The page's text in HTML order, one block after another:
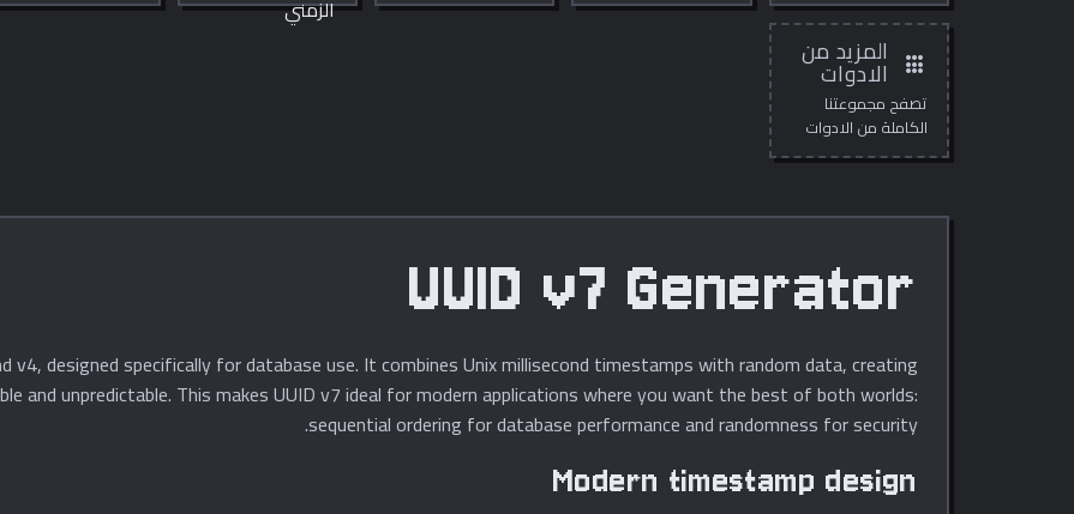
مجاني وفوري.
apps
المزيد من
الادوات
تصفح مجموعتنا
الكاملة من الادوات
المجانية عبر الانترنت.
UUID v7 Generator
v4, designed specifically for database use. It combines Unix millisecond timestamps with random data, creating
and unpredictable. This makes UUID v7 ideal for modern applications where you want the best of both worlds:
sequential ordering for database performance and randomness for security.
Modern timestamp design